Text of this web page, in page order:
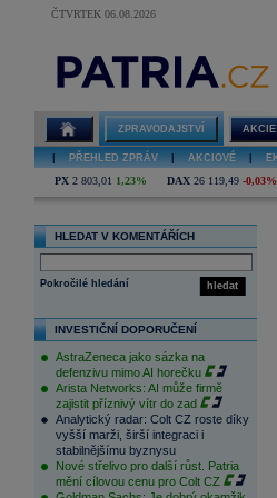
ČTVRTEK 06.08.2026
ZPRAVODAJSTVÍ
PŘEHLED ZPRÁV AKCIOVÉ
PX 2 803,01 1,23% DAX 26 119,49 -0,03%
HLEDAT V KOMENTÁŘÍCH
hledat
Pokročilé hledání
INVESTIČNÍ DOPORUČENÍ
AstraZeneca jako sázka na
defenzivu mimo AI horečku
Arista Networks: AI může firmě
zajistit příznivý vítr do zad
Analytický radar: Colt CZ roste díky
vyšší marži, širší integraci i
stabilnějšímu byznysu
Nové střelivo pro další růst. Patria
mění cílovou cenu pro Colt CZ